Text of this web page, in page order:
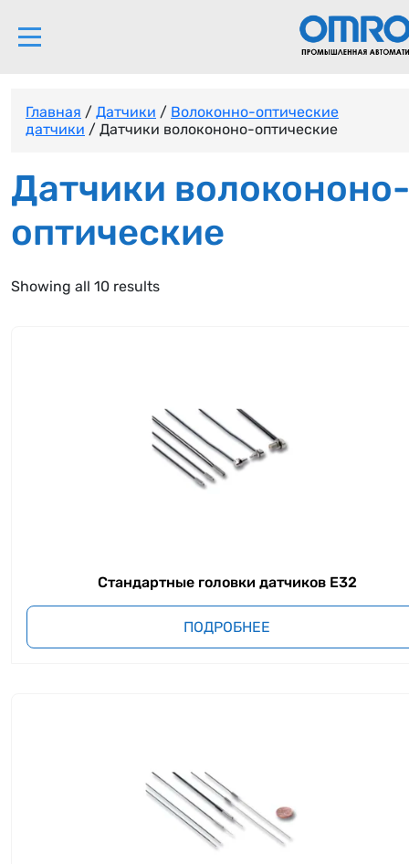
Главная / Датчики / Волоконно-оптические
датчики / Датчики волокононо-оптические
Датчики волокононо-
оптические
Showing all 10 results
Стандартные головки датчиков E32
ПОДРОБНЕЕ